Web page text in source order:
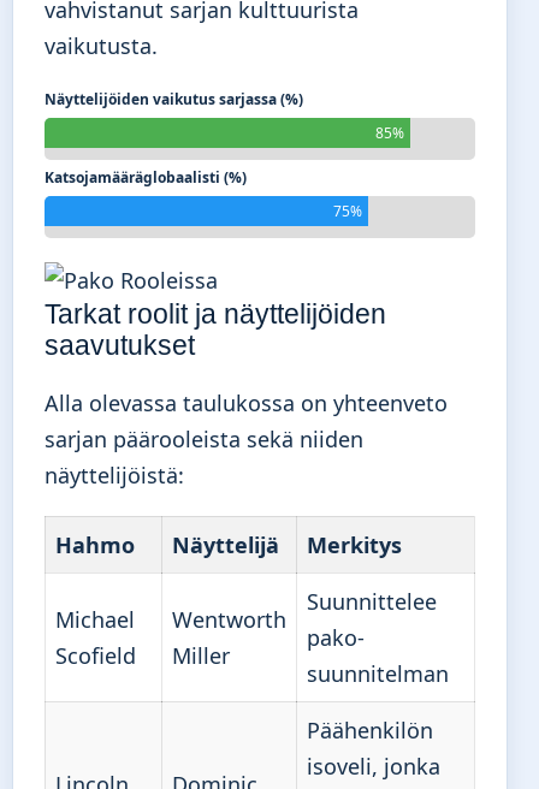
vahvistanut sarjan kulttuurista
vaikutusta.
Näyttelijöiden vaikutus sarjassa (%)
85%
Katsojamääräglobaalisti (%)
75%
Tarkat roolit ja näyttelijöiden
saavutukset
Alla olevassa taulukossa on yhteenveto
sarjan päärooleista sekä niiden
näyttelijöistä:
Hahmo Näyttelijä Merkitys
Michael
Scofield
Wentworth
Miller
Suunnittelee
pako-
suunnitelman
Päähenkilön
isoveli, jonka